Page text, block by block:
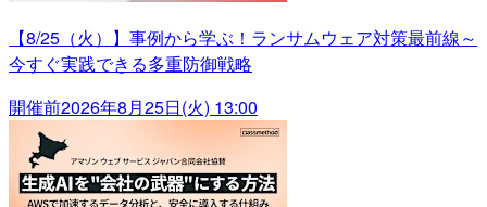
【8/25（火）】事例から学ぶ！ランサムウェア対策最前線～
今すぐ実践できる多重防御戦略
開催前2026年8月25日(火) 13:00